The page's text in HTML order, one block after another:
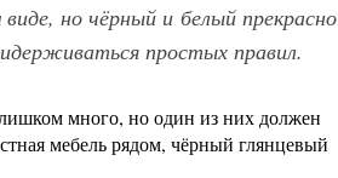
но чёрный и белый прекрасно
простых правил.
много, но один из них должен
мебель рядом, чёрный глянцевый